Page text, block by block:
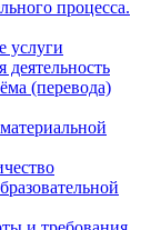
процесса.
услуги
деятельность
(перевода)